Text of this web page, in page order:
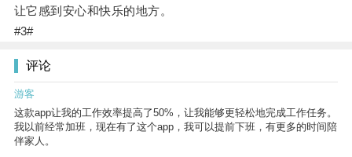
让它感到安心和快乐的地方。
#3#
评论
游客
这款app让我的工作效率提高了50%，让我能够更轻松地完成工作任务。
我以前经常加班，现在有了这个app，我可以提前下班，有更多的时间陪
伴家人。